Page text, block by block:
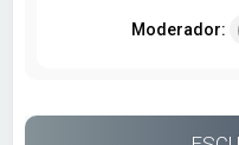
Moderador: